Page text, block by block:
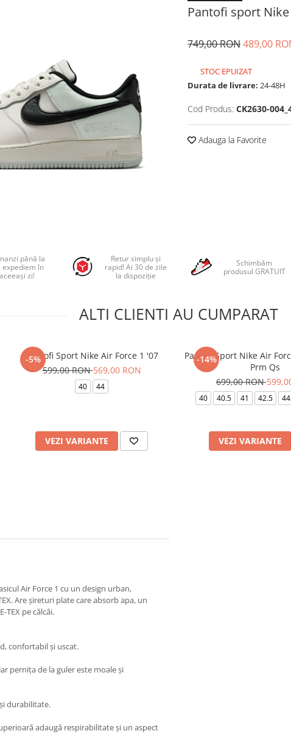
Pantofi sport
749,00 RON489,00
STOC EPUIZAT
Durata de livrare: 24-48H
Cod Produs: CK2630-
Adauga la Favorite
până la
expediem în
aceeași zi!
Retur simplu și
rapid! Ai 30 de zile
la dispoziție
Schimbăm
produsul GRATUIT
ALTI CLIENTI AU CUMPARAT
-5%
Pantofi Sport Nike Air Force 1 '07
599,00 RON569,00 RON
40 44
VEZI VARIANTE
-14%
Pantofi Sport Nike Air
Prm Qs
699,00 RON
40 40.5 41 42.5
VEZI VARIANTE
Air Force 1 cu un design urban,
Are șireturi plate care absorb apa, un
TEX pe călcâi.
confortabil și uscat.
pernița de la guler este moale și
durabilitate.
adaugă respirabilitate și un aspect